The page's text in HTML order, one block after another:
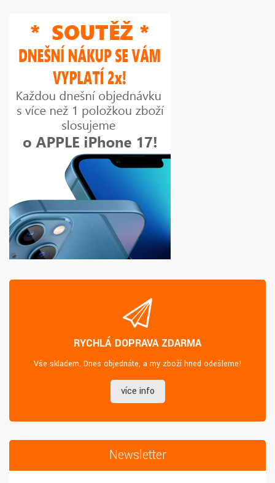
RYCHLÁ DOPRAVA ZDARMA
Vše skladem. Dnes objednáte, a my zboží hned odešleme!
více info
Newsletter